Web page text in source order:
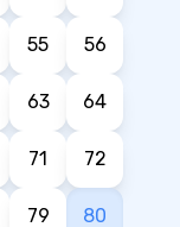
55 56
63 64
71 72
79 80